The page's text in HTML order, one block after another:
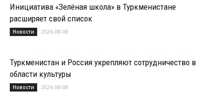
Инициатива «Зелёная школа» в Туркменистане
расширяет свой список
Новости 2026-08-08
Туркменистан и Россия укрепляют сотрудничество в
области культуры
Новости 2026-08-08